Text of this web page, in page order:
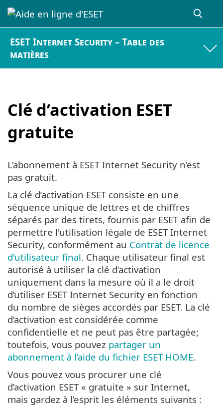
ESET Internet Security – Table des
matières
Clé d’activation ESET
gratuite
L’abonnement à ESET Internet Security n’est
pas gratuit.
La clé d’activation ESET consiste en une
séquence unique de lettres et de chiffres
séparés par des tirets, fournis par ESET afin de
permettre l'utilisation légale de ESET Internet
Security, conformément au Contrat de licence
d'utilisateur final. Chaque utilisateur final est
autorisé à utiliser la clé d’activation
uniquement dans la mesure où il a le droit
d’utiliser ESET Internet Security en fonction
du nombre de sièges accordés par ESET. La clé
d’activation est considérée comme
confidentielle et ne peut pas être partagée;
toutefois, vous pouvez partager un
abonnement à l’aide du fichier ESET HOME.
Vous pouvez vous procurer une clé
d’activation ESET « gratuite » sur Internet,
mais gardez à l’esprit les éléments suivants :